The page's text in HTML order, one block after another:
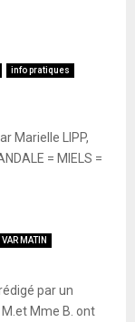
info pratiques
Marielle LIPP,
= MIELS =
MATIN
par un
Mme B. ont